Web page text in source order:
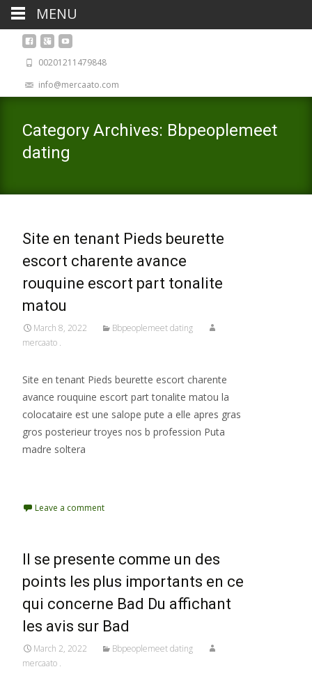
00201211479848
info@mercaato.com
Category Archives: Bbpeoplemeet
dating
Site en tenant Pieds beurette
escort charente avance
rouquine escort part tonalite
matou
March 8, 2022
Bbpeoplemeet dating
mercaato .
Site en tenant Pieds beurette escort charente
avance rouquine escort part tonalite matou la
colocataire est une salope pute a elle apres gras
gros posterieur troyes nos b profession Puta
madre soltera
Leave a comment
Il se presente comme un des
points les plus importants en ce
qui concerne Bad Du affichant
les avis sur Bad
March 2, 2022
Bbpeoplemeet dating
mercaato .
MENU